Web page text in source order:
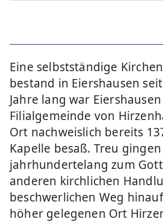
Eine selbstständige
bestand in Eiershausen
Jahre lang war
Filialgemeinde von
Ort nachweislich bereits
Kapelle besaß. Treu
jahrhundertelang zum
anderen kirchlichen
beschwerlichen Weg
höher gelegenen Ort